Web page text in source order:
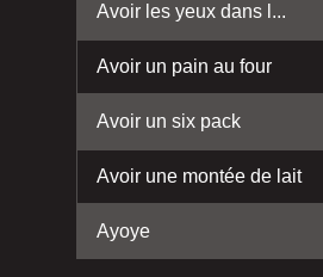
Avoir les yeux dans l...
Avoir un pain au four
Avoir un six pack
Avoir une montée de lait
Ayoye